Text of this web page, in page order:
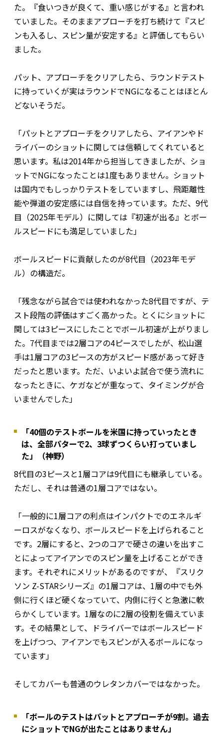
た。『食いつきが良くて、重い感じがする』と言われ
ていました。そのままアプローチを打ち続けて『スピ
ンも入るし、スピン量が安定する』と評価してもらい
ました。
パット、アプローチをクリアしたら、ラウンドテスト
に持っていくが実はラウンドでNGになることはほとん
どないそうだ。
「パットとアプローチをクリアしたら、アイアンやド
ライバーのショットに関しては信頼してくれていると
思います。私は2014年から担当してきましたが、ショ
ットでNGになったことは1度もありません。ショット
は国内でもしっかりテストをしていますし、飛距離性
能や弾道の安定感には自信を持っています。ただ、9代
目（2025年モデル）に関しては『初速が出る』とボー
ルスピードにも満足していました」
ボールスピードに貢献したのが8代目（2023年モデ
ル）の構造だ。
「残念ながら試合では使われなかった8代目ですが、テ
スト段階の評価はすごく高かった。とくにショットに
関しては3ピースにしたことでボール初速が上がりまし
た。7代目までは2層コアの4ピースでしたが、松山選
手は1層コアの3ピースの方がスピード感があって好き
だったと思います。ただ、いよいよ試合で使う流れに
なったときに、ケガなどが重なって、タイミングが合
いませんでした」
「40個のテストボールを米国に持っていったとき
は、全部パターで2、3球ずつくらい打っていまし
た」（神野）
8代目の3ピースと1層コアは9代目にも継承している。
ただし、それは普通の1層コアではない。
「一般的に1層コアの利点はインパクトでのエネルギ
ーロスがなくなり、ボールスピードを上げられること
です。2層にすると、2つのコアで硬さの違いを出すこ
とによってアイアンでのスピン量を上げることができ
ます。それぞれにメリットがあるのですが、『スリク
ソン Z-STARシリーズ』の1層コアは、1層の中でも外
側に行くほど硬くなっていて、内側に行くと急激に軟
らかくしています。1層なのに2層の役割を備えていま
す。その結果として、ドライバーではボールスピード
を上げつつ、アイアンでもスピンが入るボールになっ
ています」
そしてカバーも普通のウレタンカバーではなかった。
「ボールのテストはパットとアプローチが9割。過去
にショットでNGが出たことはありません」